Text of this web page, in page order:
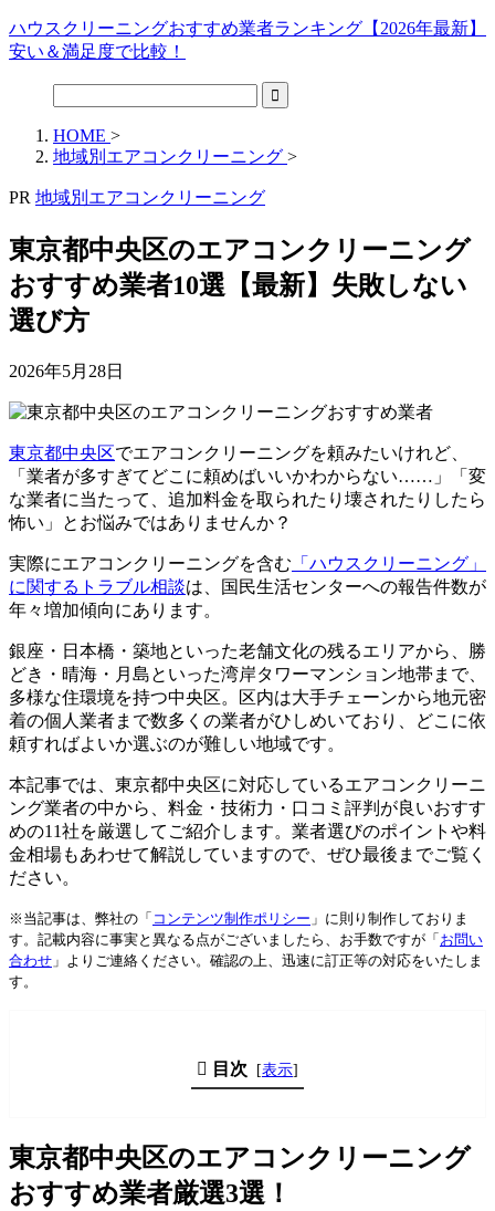
ハウスクリーニングおすすめ業者ランキング【2026年最新】
安い＆満足度で比較！
HOME >
地域別エアコンクリーニング >
PR 地域別エアコンクリーニング
東京都中央区のエアコンクリーニング
おすすめ業者10選【最新】失敗しない
選び方
2026年5月28日
東京都中央区でエアコンクリーニングを頼みたいけれど、
「業者が多すぎてどこに頼めばいいかわからない……」「変
な業者に当たって、追加料金を取られたり壊されたりしたら
怖い」とお悩みではありませんか？
実際にエアコンクリーニングを含む 「ハウスクリーニング」
に関するトラブル相談は、国民生活センターへの報告件数が
年々増加傾向にあります。
銀座・日本橋・築地といった老舗文化の残るエリアから、勝
どき・晴海・月島といった湾岸タワーマンション地帯まで、
多様な住環境を持つ中央区。区内は大手チェーンから地元密
着の個人業者まで数多くの業者がひしめいており、どこに依
頼すればよいか選ぶのが難しい地域です。
本記事では、東京都中央区に対応しているエアコンクリーニ
ング業者の中から、料金・技術力・口コミ評判が良いおすす
めの11社を厳選してご紹介します。業者選びのポイントや料
金相場もあわせて解説していますので、ぜひ最後までご覧く
ださい。
※当記事は、弊社の「 コンテンツ制作ポリシー 」に則り制作しておりま
す。記載内容に事実と異なる点がございましたら、お手数ですが「 お問い
合わせ 」よりご連絡ください。確認の上、迅速に訂正等の対応をいたしま
す。
目次 [表示]
東京都中央区のエアコンクリーニング
おすすめ業者厳選3選！